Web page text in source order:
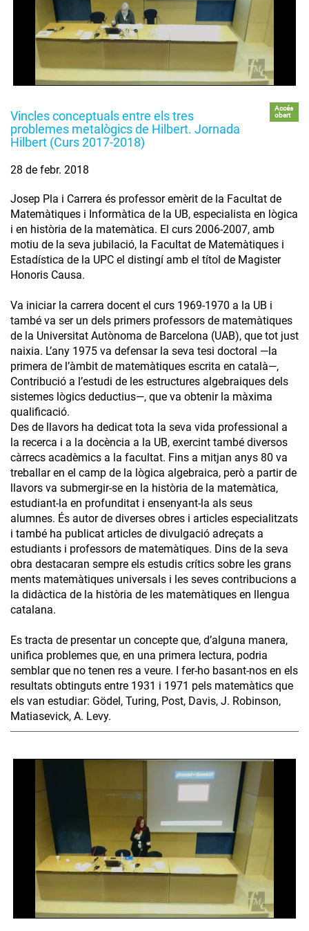
Vincles conceptuals entre els tres
problemes metalògics de Hilbert. Jornada
Hilbert (Curs 2017-2018)
Accés
obert
28 de febr. 2018
Josep Pla i Carrera és professor emèrit de la Facultat de
Matemàtiques i Informàtica de la UB, especialista en lògica
i en història de la matemàtica. El curs 2006-2007, amb
motiu de la seva jubilació, la Facultat de Matemàtiques i
Estadística de la UPC el distingí amb el títol de Magister
Honoris Causa.
Va iniciar la carrera docent el curs 1969-1970 a la UB i
també va ser un dels primers professors de matemàtiques
de la Universitat Autònoma de Barcelona (UAB), que tot just
naixia. L’any 1975 va defensar la seva tesi doctoral —la
primera de l’àmbit de matemàtiques escrita en català—,
Contribució a l’estudi de les estructures algebraiques dels
sistemes lògics deductius—, que va obtenir la màxima
qualificació.
Des de llavors ha dedicat tota la seva vida professional a
la recerca i a la docència a la UB, exercint també diversos
càrrecs acadèmics a la facultat. Fins a mitjan anys 80 va
treballar en el camp de la lògica algebraica, però a partir de
llavors va submergir-se en la història de la matemàtica,
estudiant-la en profunditat i ensenyant-la als seus
alumnes. És autor de diverses obres i articles especialitzats
i també ha publicat articles de divulgació adreçats a
estudiants i professors de matemàtiques. Dins de la seva
obra destacaran sempre els estudis crítics sobre les grans
ments matemàtiques universals i les seves contribucions a
la didàctica de la història de les matemàtiques en llengua
catalana.
Es tracta de presentar un concepte que, d’alguna manera,
unifica problemes que, en una primera lectura, podria
semblar que no tenen res a veure. I fer-ho basant-nos en els
resultats obtinguts entre 1931 i 1971 pels matemàtics que
els van estudiar: Gödel, Turing, Post, Davis, J. Robinson,
Matiasevick, A. Levy.